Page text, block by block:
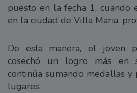
puesto en la fecha 1, cuando
en la ciudad de Villa Maria,
De esta manera, el joven
cosechó un logro más en
continúa sumando medallas y
lugares.